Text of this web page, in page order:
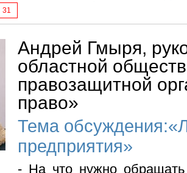
31
Андрей Гмыря,
областной
правозащитной
право»
Тема
предприятия»
- На что нужно